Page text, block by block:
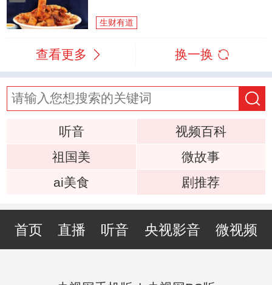
生财有道
查看更多 换一换
听音
视频百科
祖国美
微故事
ai美食
剧推荐
首页 直播 听音 央视影音 微视频